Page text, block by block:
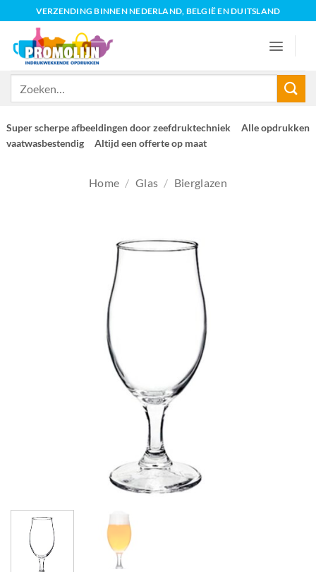
naar
inhoud
VERZENDING BINNEN NEDERLAND, BELGIË EN DUITSLAND
Super scherpe afbeeldingen door zeefdruktechniek Alle opdrukken
vaatwasbestendig Altijd een offerte op maat
Home / Glas / Bierglazen